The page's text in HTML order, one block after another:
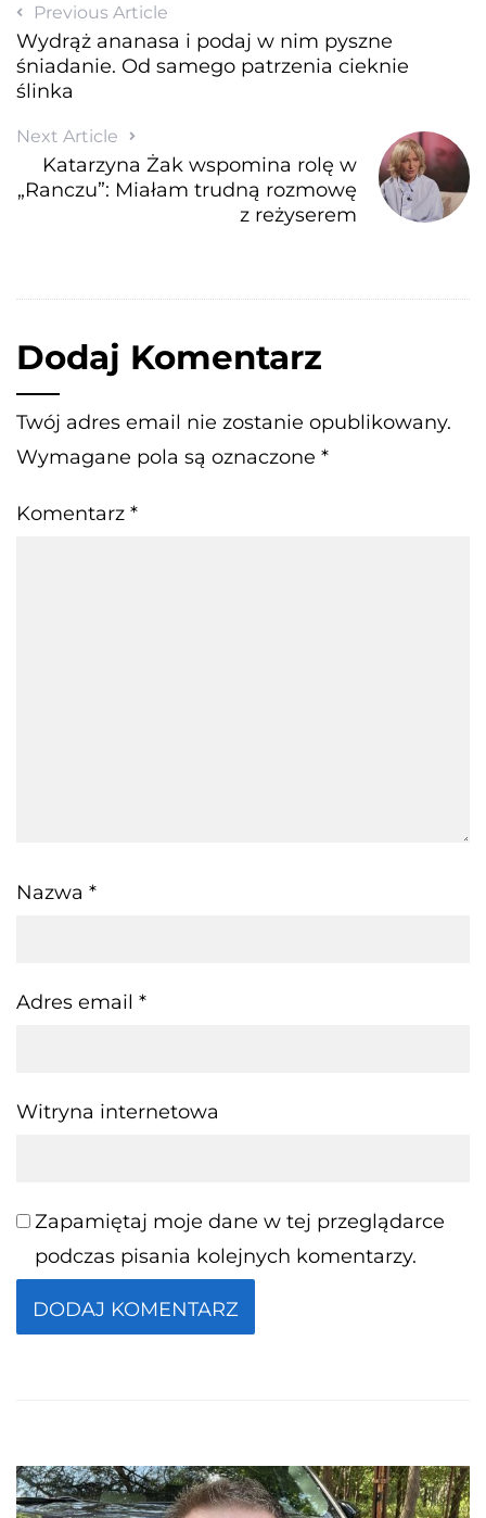
Previous Article
Wydrąż ananasa i podaj w nim pyszne
śniadanie. Od samego patrzenia cieknie
ślinka
Next Article
Katarzyna Żak wspomina rolę w
„Ranczu”: Miałam trudną rozmowę
z reżyserem
Dodaj Komentarz
Twój adres email nie zostanie opublikowany.
Wymagane pola są oznaczone *
Komentarz *
Nazwa *
Adres email *
Witryna internetowa
Zapamiętaj moje dane w tej przeglądarce
podczas pisania kolejnych komentarzy.